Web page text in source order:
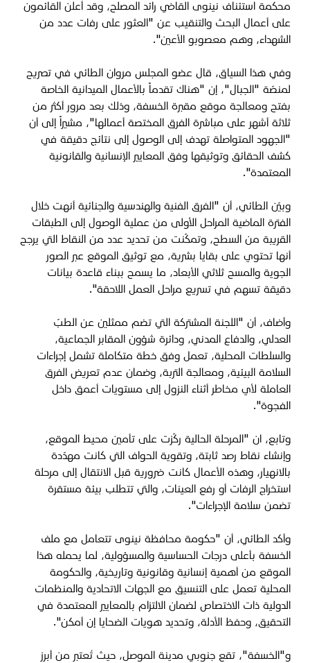
محكمة استئناف نينوى القاضي رائد المصلح، وقد أعلن القائمون
على أعمال البحث والتنقيب عن "العثور على رفات عدد من
الشهداء، وهم معصوبو الأعين".
وفي هذا السياق، قال عضو المجلس مروان الطائي في تصريح
لمنصّة "الجبال"، إن "هناك تقدماً بالأعمال الميدانية الخاصة
بفتح ومعالجة موقع مقبرة الخسفة، وذلك بعد مرور أكثر من
ثلاثة أشهر على مباشرة الفرق المختصة أعمالها"، مشيراً إلى أن
"الجهود المتواصلة تهدف إلى الوصول إلى نتائج دقيقة في
كشف الحقائق وتوثيقها وفق المعايير الإنسانية والقانونية
المعتمدة".
وبيّن الطائي، أن "الفرق الفنية والهندسية والجنائية أنهت خلال
الفترة الماضية المراحل الأولى من عملية الوصول إلى الطبقات
القريبة من السطح، وتمكّنت من تحديد عدد من النقاط التي يرجح
أنها تحتوي على بقايا بشرية، مع توثيق الموقع عبر الصور
الجوية والمسح ثلاثي الأبعاد، ما يسمح ببناء قاعدة بيانات
دقيقة تسهم في تسريع مراحل العمل اللاحقة".
وأضاف، أن "اللجنة المشتركة التي تضم ممثلين عن الطبّ
العدلي، والدفاع المدني، ودائرة شؤون المقابر الجماعية،
والسلطات المحلية، تعمل وفق خطة متكاملة تشمل إجراءات
السلامة البيئية، ومعالجة التربة، وضمان عدم تعريض الفرق
العاملة لأي مخاطر أثناء النزول إلى مستويات أعمق داخل
الفجوة".
وتابع، ان "المرحلة الحالية ركّزت على تأمين محيط الموقع،
وإنشاء نقاط رصد ثابتة، وتقوية الحواف التي كانت مهدّدة
بالانهيار، وهذه الأعمال كانت ضرورية قبل الانتقال إلى مرحلة
استخراج الرفات أو رفع العينات، والتي تتطلب بيئة مستقرة
تضمن سلامة الإجراءات".
وأكد الطائي، أن "حكومة محافظة نينوى تتعامل مع ملف
الخسفة بأعلى درجات الحساسية والمسؤولية، لما يحمله هذا
الموقع من أهمية إنسانية وقانونية وتاريخية، والحكومة
المحلية تعمل على التنسيق مع الجهات الاتحادية والمنظمات
الدولية ذات الاختصاص لضمان الالتزام بالمعايير المعتمدة في
التحقيق، وحفظ الأدلة، وتحديد هويات الضحايا إن أمكن".
و"الخسفة"، تقع جنوبي مدينة الموصل، حيث تُعتبر من أبرز